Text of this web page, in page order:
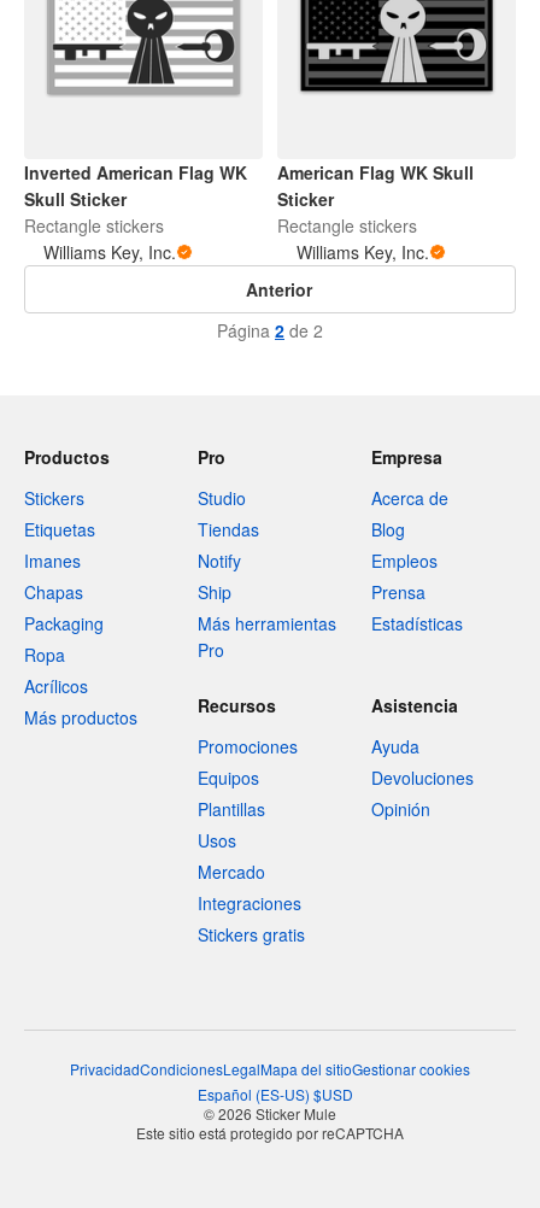
Inverted American Flag WK
Skull Sticker
Rectangle stickers
Williams Key, Inc.
American Flag WK Skull
Sticker
Rectangle stickers
Williams Key, Inc.
Anterior
Página 2 de 2
Productos
Stickers
Etiquetas
Imanes
Chapas
Packaging
Ropa
Acrílicos
Más productos
Pro
Studio
Tiendas
Notify
Ship
Más herramientas
Pro
Empresa
Acerca de
Blog
Empleos
Prensa
Estadísticas
Recursos
Promociones
Equipos
Plantillas
Usos
Mercado
Integraciones
Stickers gratis
Asistencia
Ayuda
Devoluciones
Opinión
PrivacidadCondicionesLegalMapa del sitioGestionar cookies
Español (ES-US) $USD
© 2026 Sticker Mule
Este sitio está protegido por reCAPTCHA